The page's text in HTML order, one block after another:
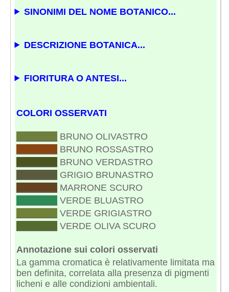
SINONIMI DEL NOME BOTANICO...
DESCRIZIONE BOTANICA...
FIORITURA O ANTESI...
COLORI OSSERVATI
BRUNO OLIVASTRO
BRUNO ROSSASTRO
BRUNO VERDASTRO
GRIGIO BRUNASTRO
MARRONE SCURO
VERDE BLUASTRO
VERDE GRIGIASTRO
VERDE OLIVA SCURO
Annotazione sui colori osservati
La gamma cromatica è relativamente limitata ma
ben definita, correlata alla presenza di pigmenti
licheni e alle condizioni ambientali.